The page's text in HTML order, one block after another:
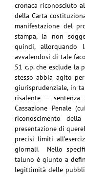
cronaca riconosciuto
della Carta
manifestazione del
stampa, la non
quindi, allorquando
avvalendosi di tale
51 c.p. che esclude la
stesso abbia agito
giurisprudenziale, in
risalente –
Cassazione Penale
riconoscimento
presentazione di
precisi limiti
giornali. Nello
taluno è giunto a
legittimità delle